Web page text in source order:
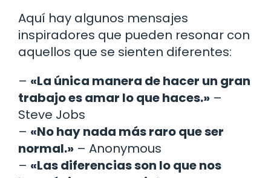
Aquí hay algunos mensajes
inspiradores que pueden resonar con
aquellos que se sienten diferentes:
– «La única manera de hacer un gran
trabajo es amar lo que haces.» –
Steve Jobs
– «No hay nada más raro que ser
normal.» – Anonymous
– «Las diferencias son lo que nos